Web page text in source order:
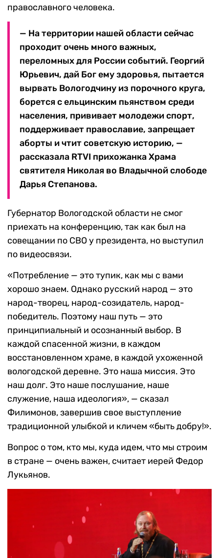
православного человека.
— На территории нашей области сейчас
проходит очень много важных,
переломных для России событий. Георгий
Юрьевич, дай Бог ему здоровья, пытается
вырвать Вологодчину из порочного круга,
борется с ельцинским пьянством среди
населения, прививает молодежи спорт,
поддерживает православие, запрещает
аборты и чтит советскую историю, —
рассказала RTVI прихожанка Храма
святителя Николая во Владычной слободе
Дарья Степанова.
Губернатор Вологодской области не смог
приехать на конференцию, так как был на
совещании по СВО у президента, но выступил
по видеосвязи.
«Потребление — это тупик, как мы с вами
хорошо знаем. Однако русский народ — это
народ-творец, народ-созидатель, народ-
победитель. Поэтому наш путь — это
принципиальный и осознанный выбор. В
каждой спасенной жизни, в каждом
восстановленном храме, в каждой ухоженной
вологодской деревне. Это наша миссия. Это
наш долг. Это наше послушание, наше
служение, наша идеология», — сказал
Филимонов, завершив свое выступление
традиционной улыбкой и кличем «быть добру!».
Вопрос о том, кто мы, куда идем, что мы строим
в стране — очень важен, считает иерей Федор
Лукьянов.